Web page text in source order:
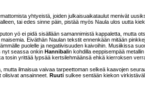
yhtyeistä, joiden julkaisuaikataulut menivät
tai edes sinne päin, pistää myös Naula ulos uutta
yö ei pidä sisällään samannimistä kappaletta, mutta
Eiväthän Naulan tekstit ennenkään mitään
puolelle ja negatiivisuuden kaivoihin. Musiikissa
nyt seassa onkin Hannibalin kohdilla eeppisempää
tosin yrittää lypsää kertsilehmäänsä ehkä kierroksen
mutta ilmaisua vaivaa tarpeettoman selkeä kaavojen
ansainneet. Ruuti sulkee sentään kiekon